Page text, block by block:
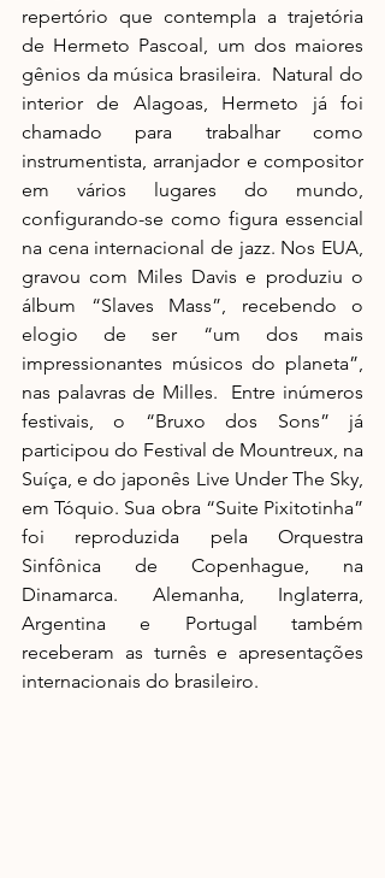
repertório que contempla a trajetória
de Hermeto Pascoal, um dos maiores
gênios da música brasileira.  Natural do
interior de Alagoas, Hermeto já foi
chamado para trabalhar como
instrumentista, arranjador e compositor
em vários lugares do mundo,
configurando-se como figura essencial
na cena internacional de jazz. Nos EUA,
gravou com Miles Davis e produziu o
álbum “Slaves Mass”, recebendo o
elogio de ser “um dos mais
impressionantes músicos do planeta”,
nas palavras de Milles.  Entre inúmeros
festivais, o “Bruxo dos Sons” já
participou do Festival de Mountreux, na
Suíça, e do japonês Live Under The Sky,
em Tóquio. Sua obra “Suite Pixitotinha”
foi reproduzida pela Orquestra
Sinfônica de Copenhague, na
Dinamarca. Alemanha, Inglaterra,
Argentina e Portugal também
receberam as turnês e apresentações
internacionais do brasileiro.